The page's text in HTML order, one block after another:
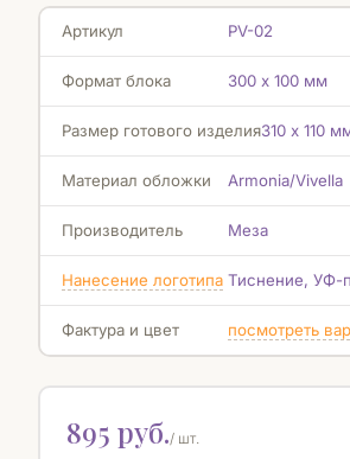
Артикул PV-02
Формат блока 300 х 100 мм
Размер готового изделия310 х 110
Материал обложки Armonia/Vivella
Производитель Меза
Нанесение логотипа Тиснение, УФ-
Фактура и цвет посмотреть
895 руб./ шт.